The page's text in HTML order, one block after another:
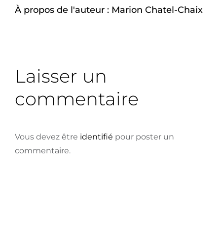
À propos de l'auteur : Marion Chatel-Chaix
Laisser un
commentaire
Vous devez être identifié pour poster un
commentaire.